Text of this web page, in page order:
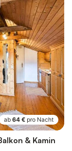
ab 64 € pro Nacht
& Kamin